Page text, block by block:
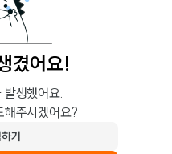
겼어요!
발생했어요.
해주시겠어요?
기